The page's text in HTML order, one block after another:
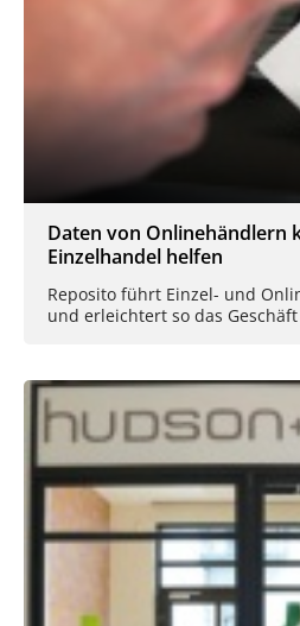
Daten von Onlinehändlern
Einzelhandel helfen
Reposito führt Einzel- und
und erleichtert so das Geschäft